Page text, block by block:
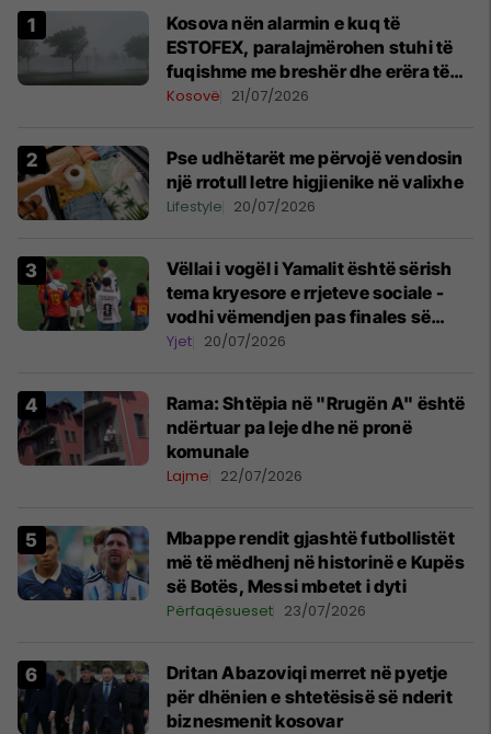
Kosova nën alarmin e kuq të
ESTOFEX, paralajmërohen stuhi të
fuqishme me breshër dhe erëra të
forta
Kosovë 21/07/2026
Pse udhëtarët me përvojë vendosin
një rrotull letre higjienike në valixhe
Lifestyle 20/07/2026
Vëllai i vogël i Yamalit është sërish
tema kryesore e rrjeteve sociale -
vodhi vëmendjen pas finales së
Kupës së Botës
Yjet 20/07/2026
Rama: Shtëpia në "Rrugën A" është
ndërtuar pa leje dhe në pronë
komunale
Lajme 22/07/2026
Mbappe rendit gjashtë futbollistët
më të mëdhenj në historinë e Kupës
së Botës, Messi mbetet i dyti
Përfaqësueset 23/07/2026
Dritan Abazoviqi merret në pyetje
për dhënien e shtetësisë së nderit
biznesmenit kosovar